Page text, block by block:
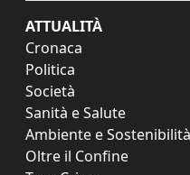
ATTUALITÀ
Cronaca
Politica
Società
Sanità e Salute
Ambiente e Sostenibilità
Oltre il Confine